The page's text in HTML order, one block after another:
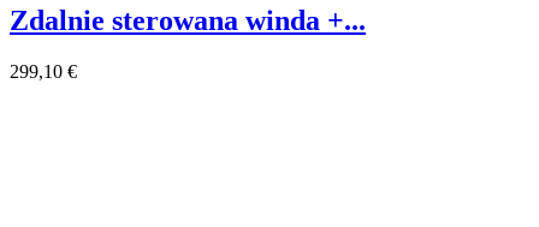
Zdalnie sterowana winda +...
299,10 €